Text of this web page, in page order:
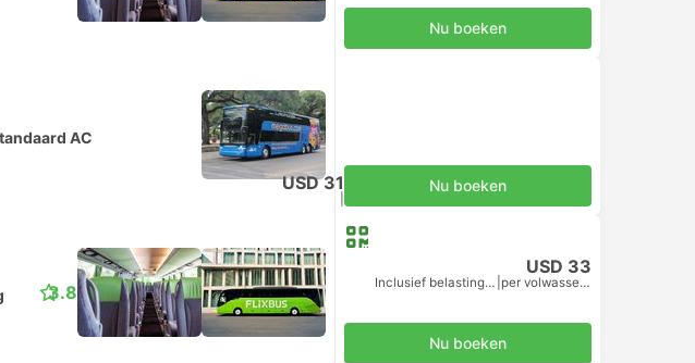
Nu boeken
AC
USD 31 Nu boeken
3.8
USD 33
Inclusief belastingen per volwassene
Nu boeken